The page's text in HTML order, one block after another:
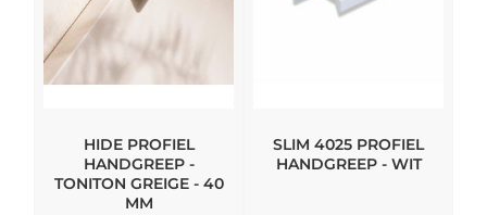
HIDE PROFIEL
HANDGREEP -
TONITON GREIGE - 40
MM
SLIM 4025 PROFIEL
HANDGREEP - WIT